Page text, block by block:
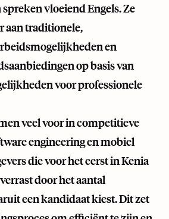
vloeiend Engels. Ze
aan traditionele,
en
op basis van
voor professionele
veel voor in competitieve
engineering en mobiel
die voor het eerst in Kenia
door het aantal
een kandidaat kiest. Dit zet